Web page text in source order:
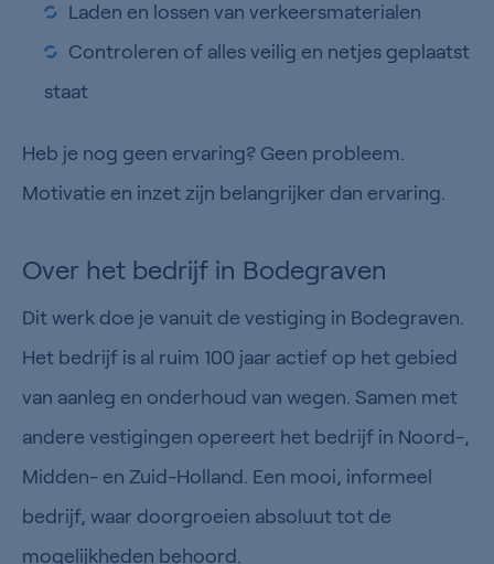
Laden en lossen van verkeersmaterialen
Controleren of alles veilig en netjes geplaatst
staat
Heb je nog geen ervaring? Geen probleem.
Motivatie en inzet zijn belangrijker dan ervaring.
Over het bedrijf in Bodegraven
Dit werk doe je vanuit de vestiging in Bodegraven.
Het bedrijf is al ruim 100 jaar actief op het gebied
van aanleg en onderhoud van wegen. Samen met
andere vestigingen opereert het bedrijf in Noord-,
Midden- en Zuid-Holland. Een mooi, informeel
bedrijf, waar doorgroeien absoluut tot de
mogelijkheden behoord.